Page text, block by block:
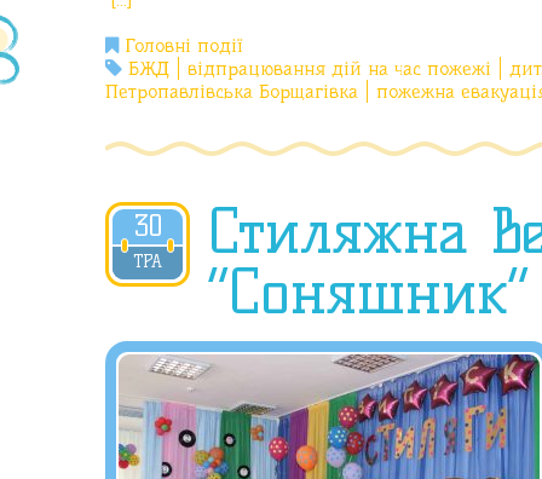
Головні події
БЖД
відпрацювання дій на час пожежі
Петропавлівська Борщагівка
пожежна
30
ТРА
2019
Стиляжна
“Соняшник”